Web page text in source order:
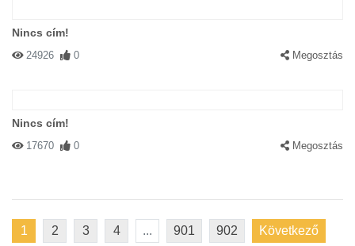
Nincs cím!
24926 0 Megosztás
Nincs cím!
17670 0 Megosztás
1 2 3 4 ... 901 902 Következő